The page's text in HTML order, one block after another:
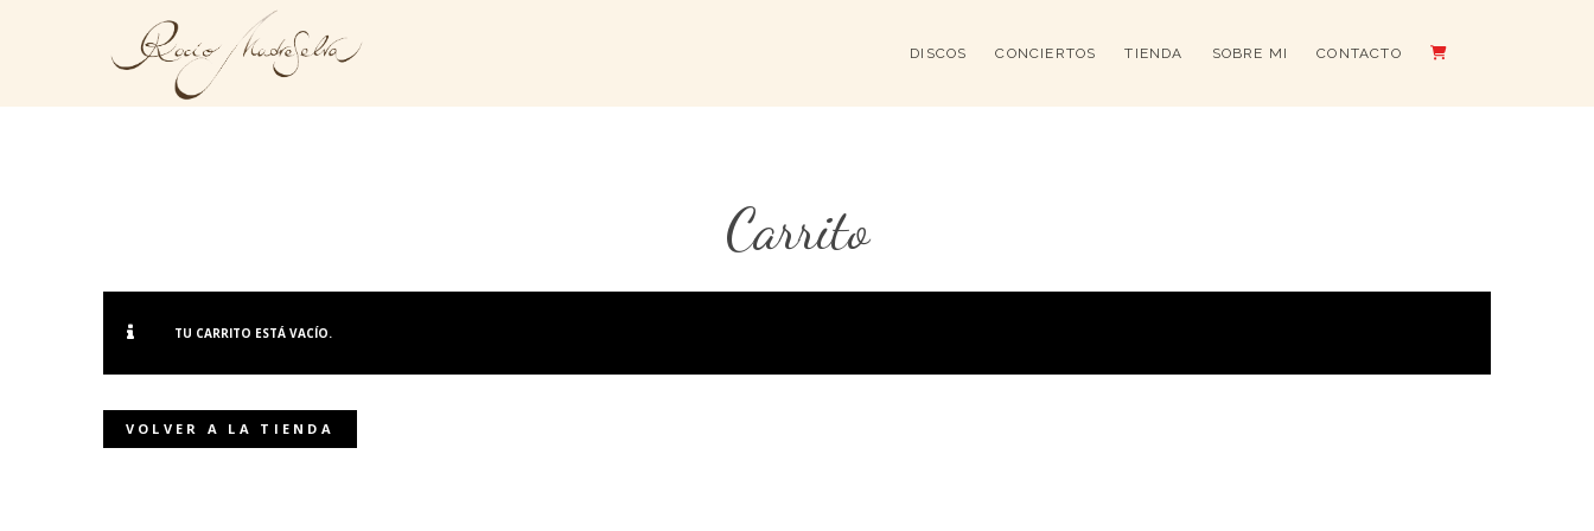
DISCOS CONCIERTOS TIENDA SOBRE MI CONTACTO
Carrito
TU CARRITO ESTÁ VACÍO.
VOLVER A LA TIENDA